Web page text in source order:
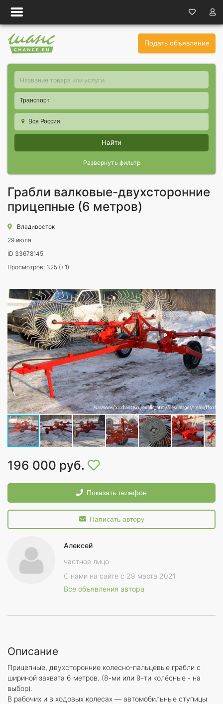
Подать объявление
Транспорт
Вся Россия
Найти
Развернуть фильтр
Грабли валковые-двухсторонние
прицепные (6 метров)
Владивосток
29 июля
ID 33678145
Просмотров: 325 (+1)
196 000 руб.
Показать телефон
Написать автору
Алексей
частное лицо
С нами на сайте с 29 марта 2021
Все объявления автора
Описание
Прицепные, двухсторонние колесно-пальцевые грабли с
шириной захвата 6 метров. (8-ми или 9-ти колёсные - на
выбор).
В рабочих и в ходовых колесах — автомобильные ступицы